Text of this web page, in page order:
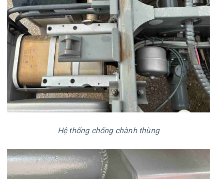
Hệ thống chống chành thùng